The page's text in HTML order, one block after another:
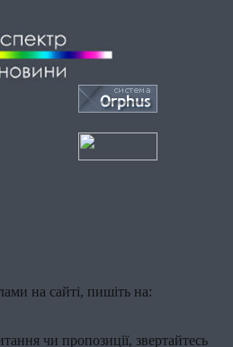
на сайті, пишіть на:
чи пропозиції, звертайтесь